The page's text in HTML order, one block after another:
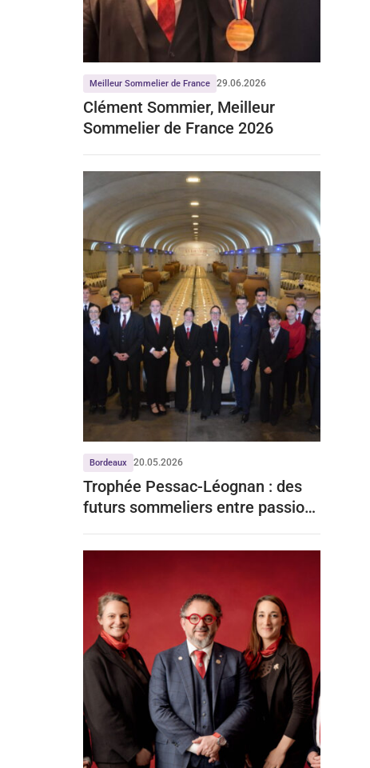
Meilleur Sommelier de France 29.06.2026
Clément Sommier, Meilleur
Sommelier de France 2026
Bordeaux 20.05.2026
Trophée Pessac-Léognan : des
futurs sommeliers entre passion,